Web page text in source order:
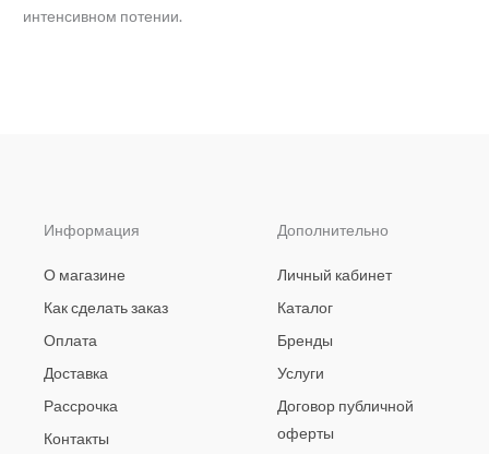
интенсивном потении.
Информация
О магазине
Как сделать заказ
Оплата
Доставка
Рассрочка
Контакты
Дополнительно
Личный кабинет
Каталог
Бренды
Услуги
Договор публичной
оферты